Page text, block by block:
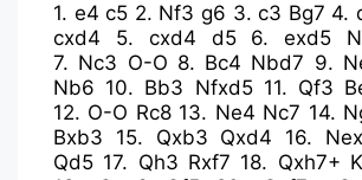
1. e4 c5 2. Nf3 g6 3.c3 Bg7 4.
cxd4
5. cxd4 d5 6.exd5
7. Nc3 O-O 8. Bc4 Nbd7 9.
Nb6 10. Bb3 Nfxd5 11. Qf3
12. O-O Rc8 13. Ne4 Nc7 14.
Bxb3
15. Qxb3 Qxd4 16.
Qd5 17. Qh3 Rxf7 18. Qxh7+